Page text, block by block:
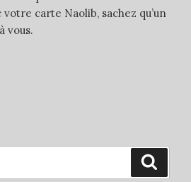
votre carte Naolib, sachez qu’un
vous.